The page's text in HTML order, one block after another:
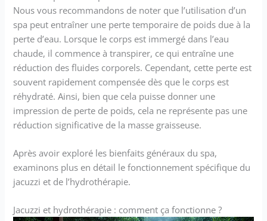
Nous vous recommandons de noter que l’utilisation d’un
spa peut entraîner une perte temporaire de poids due à la
perte d’eau. Lorsque le corps est immergé dans l’eau
chaude, il commence à transpirer, ce qui entraîne une
réduction des fluides corporels. Cependant, cette perte est
souvent rapidement compensée dès que le corps est
réhydraté. Ainsi, bien que cela puisse donner une
impression de perte de poids, cela ne représente pas une
réduction significative de la masse graisseuse.
Après avoir exploré les bienfaits généraux du spa,
examinons plus en détail le fonctionnement spécifique du
jacuzzi et de l’hydrothérapie.
Jacuzzi et hydrothérapie : comment ça fonctionne ?